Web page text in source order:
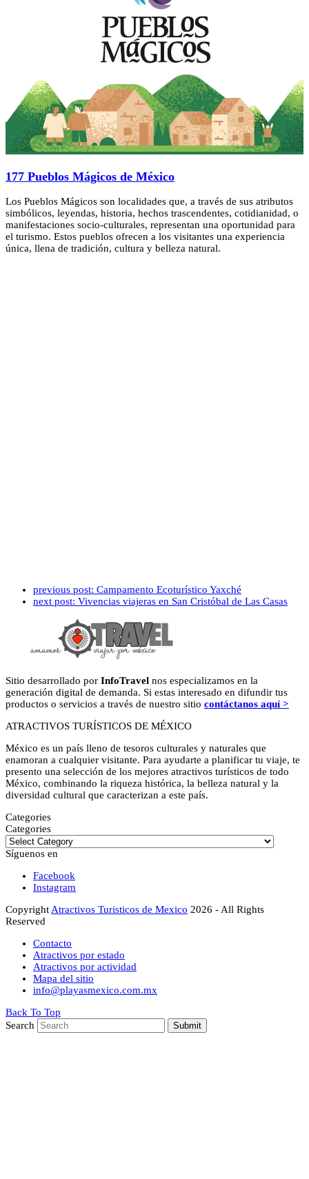
177 Pueblos Mágicos de México
Los Pueblos Mágicos son localidades que, a través de sus atributos
simbólicos, leyendas, historia, hechos trascendentes, cotidianidad, o
manifestaciones socio-culturales, representan una oportunidad para
el turismo. Estos pueblos ofrecen a los visitantes una experiencia
única, llena de tradición, cultura y belleza natural.
previous post: Campamento Ecoturístico Yaxché
next post: Vivencias viajeras en San Cristóbal de Las Casas
Sitio desarrollado por InfoTravel nos especializamos en la
generación digital de demanda. Si estas interesado en difundir tus
productos o servicios a través de nuestro sitio contáctanos aquí >
ATRACTIVOS TURÍSTICOS DE MÉXICO
México es un país lleno de tesoros culturales y naturales que
enamoran a cualquier visitante. Para ayudarte a planificar tu viaje, te
presento una selección de los mejores atractivos turísticos de todo
México, combinando la riqueza histórica, la belleza natural y la
diversidad cultural que caracterizan a este país.
Categories
Categories
Síguenos en
Facebook
Instagram
CopyrightAtractivos Turisticos de Mexico 2026 - All Rights
Reserved
Contacto
Atractivos por estado
Atractivos por actividad
Mapa del sitio
info@playasmexico.com.mx
Back To Top
Search
Submit